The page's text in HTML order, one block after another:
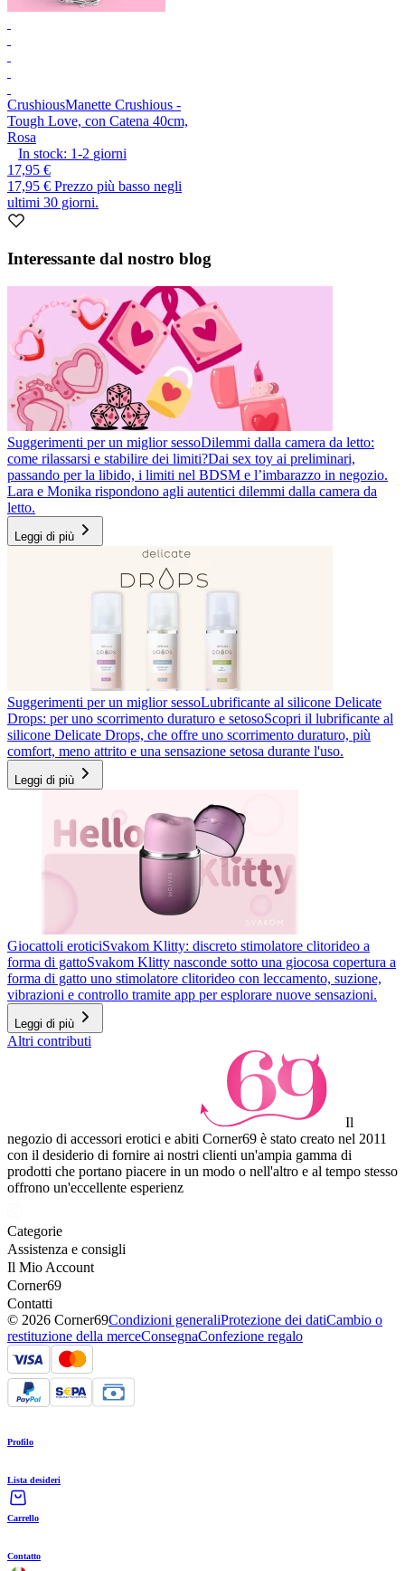
CrushiousManette Crushious -
Tough Love, con Catena 40cm,
Rosa
In stock: 1-2 giorni
17,95 €
17,95 € Prezzo più basso negli
ultimi 30 giorni.
Interessante dal nostro blog
Suggerimenti per un miglior sessoDilemmi dalla camera da letto:
come rilassarsi e stabilire dei limiti?Dai sex toy ai preliminari,
passando per la libido, i limiti nel BDSM e l’imbarazzo in negozio.
Lara e Monika rispondono agli autentici dilemmi dalla camera da
letto.
Leggi di più
Suggerimenti per un miglior sessoLubrificante al silicone Delicate
Drops: per uno scorrimento duraturo e setosoScopri il lubrificante al
silicone Delicate Drops, che offre uno scorrimento duraturo, più
comfort, meno attrito e una sensazione setosa durante l'uso.
Leggi di più
Giocattoli eroticiSvakom Klitty: discreto stimolatore clitorideo a
forma di gattoSvakom Klitty nasconde sotto una giocosa copertura a
forma di gatto uno stimolatore clitorideo con leccamento, suzione,
vibrazioni e controllo tramite app per esplorare nuove sensazioni.
Leggi di più
Altri contributi
Il
negozio di accessori erotici e abiti Corner69 è stato creato nel 2011
con il desiderio di fornire ai nostri clienti un'ampia gamma di
prodotti che portano piacere in un modo o nell'altro e al tempo stesso
offrono un'eccellente esperienz
Categorie
Assistenza e consigli
Il Mio Account
Corner69
Contatti
© 2026 Corner69Condizioni generaliProtezione dei datiCambio o
restituzione della merceConsegnaConfezione regalo
Profilo
Lista desideri
Carrello
Contatto